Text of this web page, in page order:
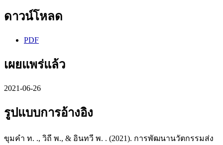
ดาวน์โหลด
PDF
เผยแพร่แล้ว
2021-06-26
รูปแบบการอ้างอิง
ขุมคำ ท. ., วิถี พ., & อินทวี พ. . (2021). การพัฒนานวัตกรรมส่ง